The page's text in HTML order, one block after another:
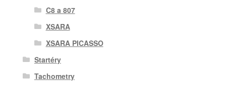
C8 a 807
XSARA
XSARA PICASSO
Startéry
Tachometry